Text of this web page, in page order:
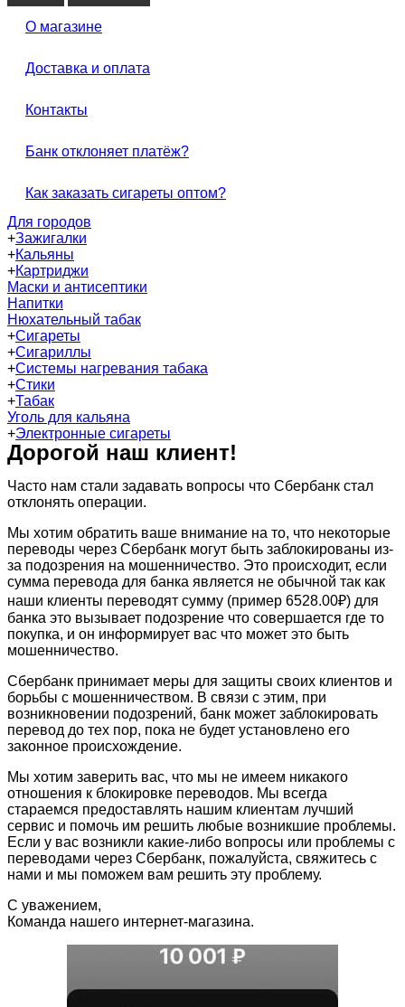
О магазине
Доставка и оплата
Контакты
Банк отклоняет платёж?
Как заказать сигареты оптом?
Для городов
+Зажигалки
+Кальяны
+Картриджи
Маски и антисептики
Напитки
Нюхательный табак
+Сигареты
+Сигариллы
+Системы нагревания табака
+Стики
+Табак
Уголь для кальяна
+Электронные сигареты
Дорогой наш клиент!
Часто нам стали задавать вопросы что Сбербанк стал
отклонять операции.
Мы хотим обратить ваше внимание на то, что некоторые
переводы через Сбербанк могут быть заблокированы из-
за подозрения на мошенничество. Это происходит, если
сумма перевода для банка является не обычной так как
наши клиенты переводят сумму (пример 6528.00₽) для
банка это вызывает подозрение что совершается где то
покупка, и он информирует вас что может это быть
мошенничество.
Сбербанк принимает меры для защиты своих клиентов и
борьбы с мошенничеством. В связи с этим, при
возникновении подозрений, банк может заблокировать
перевод до тех пор, пока не будет установлено его
законное происхождение.
Мы хотим заверить вас, что мы не имеем никакого
отношения к блокировке переводов. Мы всегда
стараемся предоставлять нашим клиентам лучший
сервис и помочь им решить любые возникшие проблемы.
Если у вас возникли какие-либо вопросы или проблемы с
переводами через Сбербанк, пожалуйста, свяжитесь с
нами и мы поможем вам решить эту проблему.
С уважением,
Команда нашего интернет-магазина.